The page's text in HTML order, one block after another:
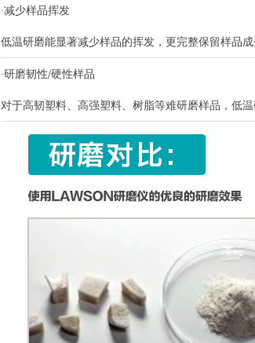
·减少样品挥发
低温研磨能显著减少样品的挥发，更完整保留样品
·研磨韧性/硬性样品
对于高韧塑料、高强塑料、树脂等难研磨样品，低